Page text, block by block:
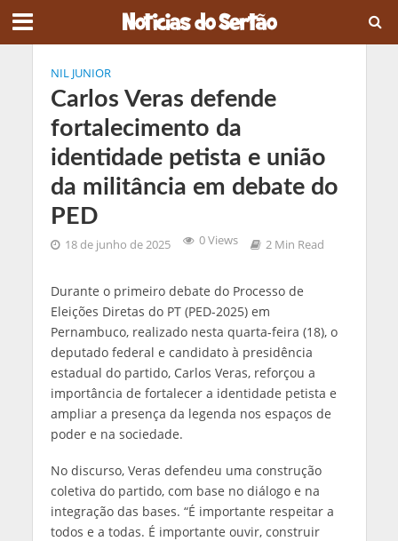
NIL JUNIOR
Carlos Veras defende
fortalecimento da
identidade petista e união
da militância em debate do
PED
18 de junho de 2025 0 Views 2 Min Read
Durante o primeiro debate do Processo de
Eleições Diretas do PT (PED-2025) em
Pernambuco, realizado nesta quarta-feira (18), o
deputado federal e candidato à presidência
estadual do partido, Carlos Veras, reforçou a
importância de fortalecer a identidade petista e
ampliar a presença da legenda nos espaços de
poder e na sociedade.
No discurso, Veras defendeu uma construção
coletiva do partido, com base no diálogo e na
integração das bases. “É importante respeitar a
todos e a todas. É importante ouvir, construir